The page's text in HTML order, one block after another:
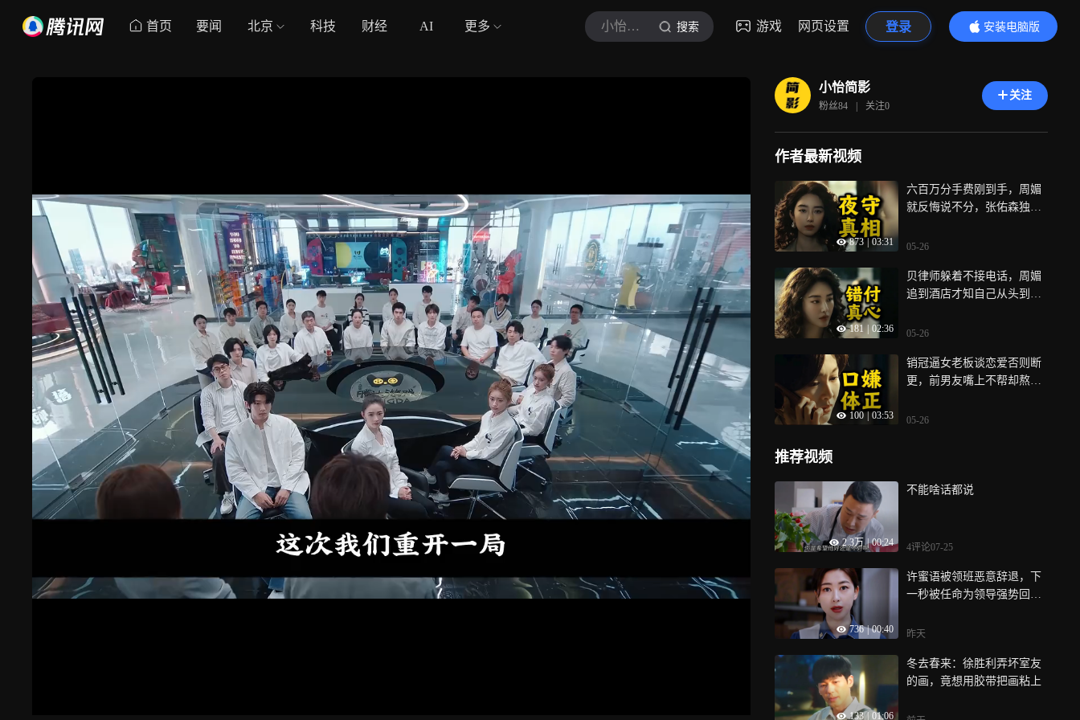
首页 要闻 北京 科技 财经 AI 更多 小怡简影 搜索 游戏 网页设置 登录
安装电脑版
内容更精彩
小怡简影
粉丝84 | 关注0
关注
作者最新视频
873 03:31
六百万分手费刚到手，周媚
就反悔说不分，张佑森独自
没有神话》
05-26
181 02:36
贝律师躲着不接电话，周媚
追到酒店才知自己从头到尾
05-26
100 03:53
销冠逼女老板谈恋爱否则断
更，前男友嘴上不帮却熬夜
05-26
推荐视频
2.3万 | 00:24
不能啥话都说
4评论07-25
736 | 00:40
许蜜语被领班恶意辞退，下
一秒被任命为领导强势回归
昨天
133 01:06
冬去春来：徐胜利弄坏室友
的画，竟想用胶带把画粘上